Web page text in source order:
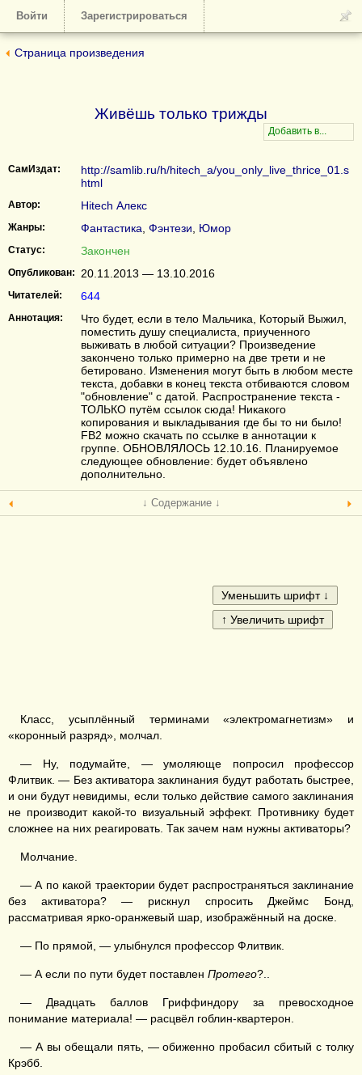
Войти Зарегистрироваться
Страница произведения
Живёшь только трижды
СамИздат:
http://samlib.ru/h/hitech_a/you_only_live_thrice_01.s
html
Автор: Hitech Алекс
Жанры: Фантастика Фэнтези Юмор
Статус: Закончен
Опубликован: 20.11.2013 — 13.10.2016
Читателей: 644
Аннотация:
Что будет, если в тело Мальчика, Который Выжил,
поместить душу специалиста, приученного
выживать в любой ситуации? Произведение
закончено только примерно на две трети и не
бетировано. Изменения могут быть в любом месте
текста, добавки в конец текста отбиваются словом
"обновление" с датой. Распространение текста -
ТОЛЬКО путём ссылок сюда! Никакого
копирования и выкладывания где бы то ни было!
FB2 можно скачать по ссылке в аннотации к
группе. ОБНОВЛЯЛОСЬ 12.10.16. Планируемое
следующее обновление: будет объявлено
дополнительно.
↓ Содержание ↓
Класс, усыплённый терминами «электромагнетизм» и
«коронный разряд», молчал.
— Ну, подумайте, — умоляюще попросил профессор
Флитвик. — Без активатора заклинания будут работать быстрее,
и они будут невидимы, если только действие самого заклинания
не производит какой-то визуальный эффект. Противнику будет
сложнее на них реагировать. Так зачем нам нужны активаторы?
Молчание.
— А по какой траектории будет распространяться заклинание
без активатора? — рискнул спросить Джеймс Бонд,
рассматривая ярко-оранжевый шар, изображённый на доске.
— По прямой, — улыбнулся профессор Флитвик.
— А если по пути будет поставлен Протего?..
— Двадцать баллов Гриффиндору за превосходное
понимание материала! — расцвёл гоблин-квартерон.
— А вы обещали пять, — обиженно пробасил сбитый с толку
Крэбб.